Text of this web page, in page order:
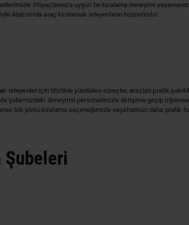
ihtiyaçlarınıza uygun bir kiralama deneyimi
Atakum'da araç kiralamak isteyenlerin hizmetinde!
isteyenler için titizlikle yürütülen süreçler, araçları pratik
şubemizdeki deneyimli personelimizle iletişime geçip
tek yönlü kiralama seçeneğimizle seyahatinizi daha pratik
Şubeleri